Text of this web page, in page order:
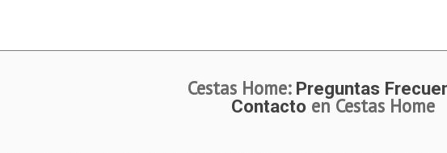
Cestas Home: Preguntas
Contactoen Cestas Home